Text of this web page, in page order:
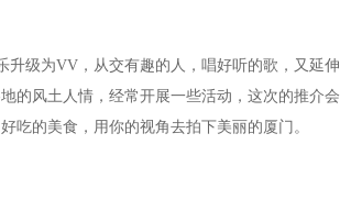
级为VV，从交有趣的人，唱好听的歌，又延伸
的风土人情，经常开展一些活动，这次的推介会
吃的美食，用你的视角去拍下美丽的厦门。